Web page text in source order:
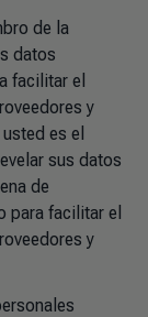
de la
datos
facilitar el
y
es el
sus datos
de
para facilitar el
y